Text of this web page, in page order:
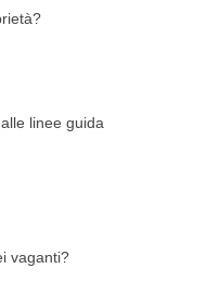
linee guida
vaganti?